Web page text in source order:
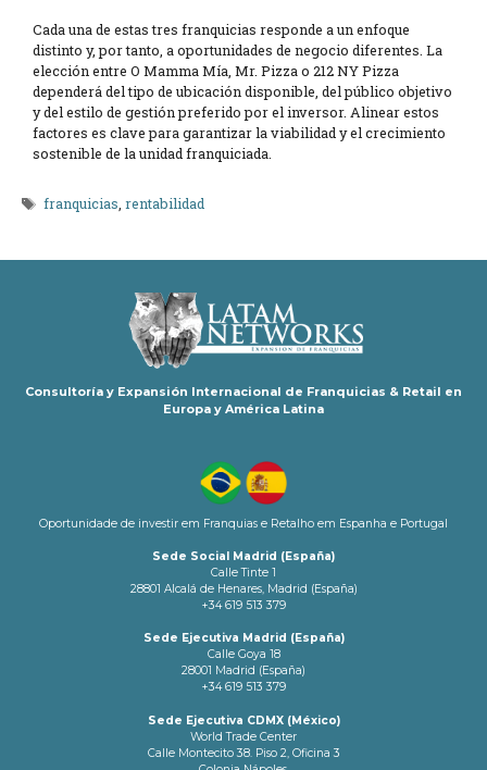
Cada una de estas tres franquicias responde a un enfoque
distinto y, por tanto, a oportunidades de negocio diferentes. La
elección entre O Mamma Mía, Mr. Pizza o 212 NY Pizza
dependerá del tipo de ubicación disponible, del público objetivo
y del estilo de gestión preferido por el inversor. Alinear estos
factores es clave para garantizar la viabilidad y el crecimiento
sostenible de la unidad franquiciada.
Etiquetas
franquicias,rentabilidad
Consultoría y Expansión Internacional de Franquicias & Retail en
Europa y América Latina
Oportunidade de investir em Franquias e Retalho em Espanha e Portugal
Sede Social Madrid (España)
Calle Tinte 1
28801 Alcalá de Henares, Madrid (España)
+34 619 513 379
Sede Ejecutiva Madrid (España)
Calle Goya 18
28001 Madrid (España)
+34 619 513 379
Sede Ejecutiva CDMX (México)
World Trade Center
Calle Montecito 38. Piso 2, Oficina 3